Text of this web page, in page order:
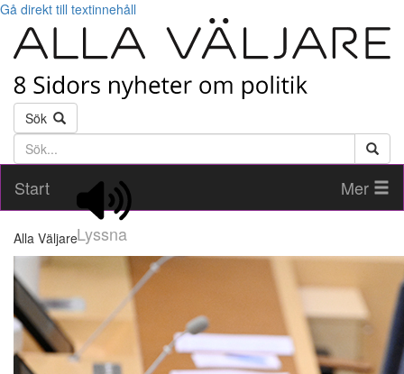
Gå direkt till textinnehåll
Sök
Söktext
Start
Lyssna
Mer
Alla Väljare